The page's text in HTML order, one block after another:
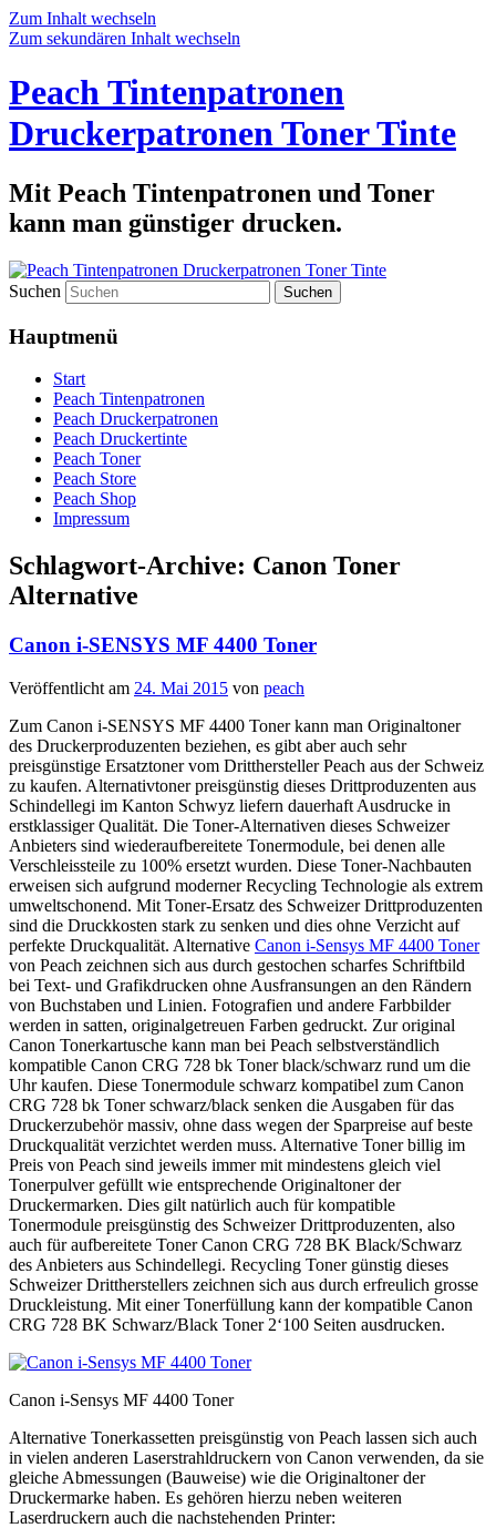
Zum Inhalt wechseln
Zum sekundären Inhalt wechseln
Peach Tintenpatronen
Druckerpatronen Toner Tinte
Mit Peach Tintenpatronen und Toner
kann man günstiger drucken.
Suchen
Hauptmenü
Start
Peach Tintenpatronen
Peach Druckerpatronen
Peach Druckertinte
Peach Toner
Peach Store
Peach Shop
Impressum
Schlagwort-Archive: Canon Toner
Alternative
Canon i-SENSYS MF 4400 Toner
Veröffentlicht am 24. Mai 2015 von peach
Zum Canon i-SENSYS MF 4400 Toner kann man Originaltoner
des Druckerproduzenten beziehen, es gibt aber auch sehr
preisgünstige Ersatztoner vom Dritthersteller Peach aus der Schweiz
zu kaufen. Alternativtoner preisgünstig dieses Drittproduzenten aus
Schindellegi im Kanton Schwyz liefern dauerhaft Ausdrucke in
erstklassiger Qualität. Die Toner-Alternativen dieses Schweizer
Anbieters sind wiederaufbereitete Tonermodule, bei denen alle
Verschleissteile zu 100% ersetzt wurden. Diese Toner-Nachbauten
erweisen sich aufgrund moderner Recycling Technologie als extrem
umweltschonend. Mit Toner-Ersatz des Schweizer Drittproduzenten
sind die Druckkosten stark zu senken und dies ohne Verzicht auf
perfekte Druckqualität. Alternative Canon i-Sensys MF 4400 Toner
von Peach zeichnen sich aus durch gestochen scharfes Schriftbild
bei Text- und Grafikdrucken ohne Ausfransungen an den Rändern
von Buchstaben und Linien. Fotografien und andere Farbbilder
werden in satten, originalgetreuen Farben gedruckt. Zur original
Canon Tonerkartusche kann man bei Peach selbstverständlich
kompatible Canon CRG 728 bk Toner black/schwarz rund um die
Uhr kaufen. Diese Tonermodule schwarz kompatibel zum Canon
CRG 728 bk Toner schwarz/black senken die Ausgaben für das
Druckerzubehör massiv, ohne dass wegen der Sparpreise auf beste
Druckqualität verzichtet werden muss. Alternative Toner billig im
Preis von Peach sind jeweils immer mit mindestens gleich viel
Tonerpulver gefüllt wie entsprechende Originaltoner der
Druckermarken. Dies gilt natürlich auch für kompatible
Tonermodule preisgünstig des Schweizer Drittproduzenten, also
auch für aufbereitete Toner Canon CRG 728 BK Black/Schwarz
des Anbieters aus Schindellegi. Recycling Toner günstig dieses
Schweizer Drittherstellers zeichnen sich aus durch erfreulich grosse
Druckleistung. Mit einer Tonerfüllung kann der kompatible Canon
CRG 728 BK Schwarz/Black Toner 2‘100 Seiten ausdrucken.
Canon i-Sensys MF 4400 Toner
Alternative Tonerkassetten preisgünstig von Peach lassen sich auch
in vielen anderen Laserstrahldruckern von Canon verwenden, da sie
gleiche Abmessungen (Bauweise) wie die Originaltoner der
Druckermarke haben. Es gehören hierzu neben weiteren
Laserdruckern auch die nachstehenden Printer: